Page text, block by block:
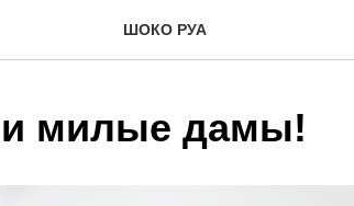
ШОКО РУА
милые дамы!